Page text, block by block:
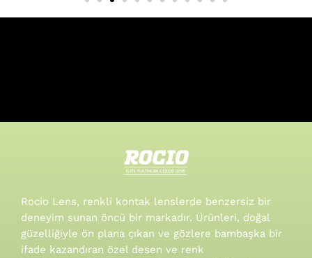
Rocio Lens, renkli kontak lenslerde benzersiz bir
deneyim sunan öncü bir markadır. Ürünleri, doğal
güzelliğiyle ön plana çıkan ve gözlere bambaşka bir
ifade kazandıran özel desen ve renk